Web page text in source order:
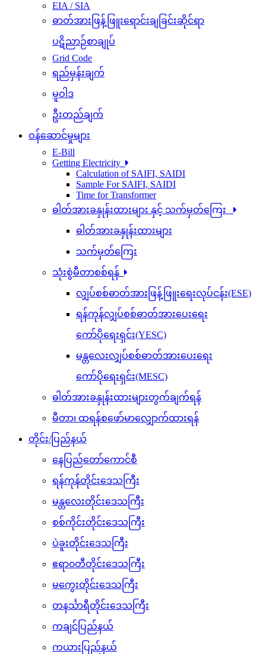
EIA / SIA
ဓာတ်အားဖြန့်ဖြူးရောင်းချခြင်းဆိုင်ရာ
ပဋိညာဉ်စာချုပ်
Grid Code
ရည်မှန်းချက်
မူဝါဒ
ဦးတည်ချက်
ဝန်ဆောင်မှုများ
E-Bill
Getting Electricity
Calculation of SAIFI, SAIDI
Sample For SAIFI, SAIDI
Time for Transformer
ဓါတ်အားခနှုန်းထားများ နှင့် သက်မှတ်ကြေး
ဓါတ်အားခနှုန်းထားများ
သက်မှတ်ကြေး
သုံးစွဲမီတာစစ်ရန်
လျှပ်စစ်ဓာတ်အားဖြန့်ဖြူးရေးလုပ်ငန်း(ESE)
ရန်ကုန်လျှပ်စစ်ဓာတ်အားပေးရေး
ကော်ပိုရေးရှင်း(YESC)
မန္တလေးလျှပ်စစ်ဓာတ်အားပေးရေး
ကော်ပိုရေးရှင်း(MESC)
ဓါတ်အားခနှုန်းထားများတွက်ချက်ရန်
မီတာ၊ ထရန်စဖော်မာလျှောက်ထားရန်
တိုင်း/ပြည်နယ်
နေပြည်တော်ကောင်စီ
ရန်ကုန်တိုင်းဒေသကြီး
မန္တလေးတိုင်းဒေသကြီး
စစ်ကိုင်းတိုင်းဒေသကြီး
ပဲခူးတိုင်းဒေသကြီး
ဧရာ၀တီတိုင်းဒေသကြီး
မကွေးတိုင်းဒေသကြီး
တနင်္သာရီတိုင်းဒေသကြီး
ကချင်ပြည်နယ်
ကယားပြည်နယ်